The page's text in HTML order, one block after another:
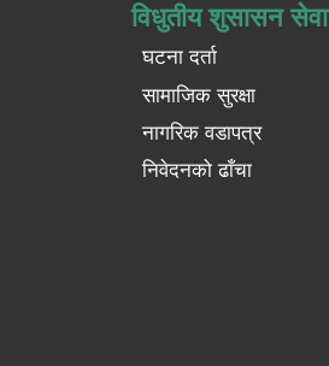
विधुतीय शुसासन सेवा
घटना दर्ता
सामाजिक सुरक्षा
नागरिक वडापत्र
निवेदनको ढाँचा